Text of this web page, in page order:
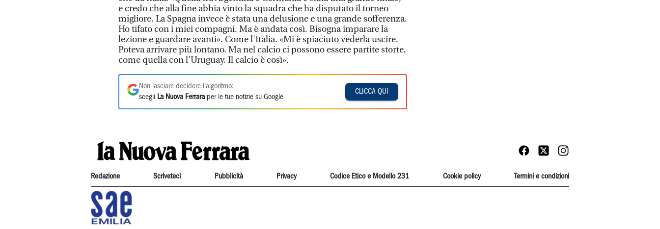
e credo che alla fine abbia vinto la squadra che ha disputato il torneo
migliore. La Spagna invece è stata una delusione e una grande sofferenza.
Ho tifato con i miei compagni. Ma è andata così. Bisogna imparare la
lezione e guardare avanti». Come l'Italia. «Mi è spiaciuto vederla uscire.
Poteva arrivare più lontano. Ma nel calcio ci possono essere partite storte,
come quella con l'Uruguay. Il calcio è così».
Non lasciare decidere l'algoritmo:
scegli La Nuova Ferrara per le tue notizie su Google
CLICCA QUI
Redazione Scriveteci Pubblicità Privacy Codice Etico e Modello 231 Cookie policy Termini e condizioni